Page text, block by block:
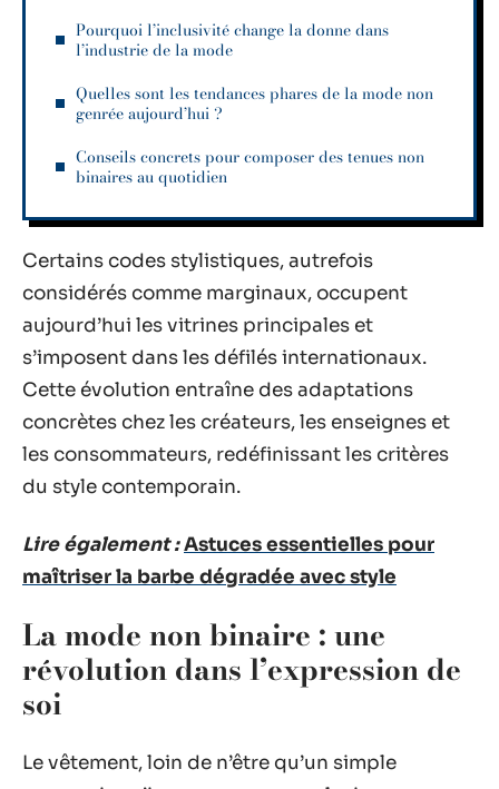
Pourquoi l’inclusivité change la donne dans
l’industrie de la mode
Quelles sont les tendances phares de la mode non
genrée aujourd’hui ?
Conseils concrets pour composer des tenues non
binaires au quotidien
Certains codes stylistiques, autrefois
considérés comme marginaux, occupent
aujourd’hui les vitrines principales et
s’imposent dans les défilés internationaux.
Cette évolution entraîne des adaptations
concrètes chez les créateurs, les enseignes et
les consommateurs, redéfinissant les critères
du style contemporain.
Lire également :Astuces essentielles pour
maîtriser la barbe dégradée avec style
La mode non binaire : une
révolution dans l’expression de
soi
Le vêtement, loin de n’être qu’un simple